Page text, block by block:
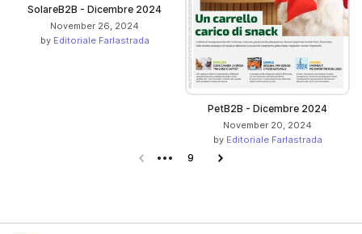
SolareB2B - Dicembre 2024
November 26, 2024
by Editoriale Farlastrada
PetB2B - Dicembre 2024
November 20, 2024
by Editoriale Farlastrada
Previous page
9 Next page